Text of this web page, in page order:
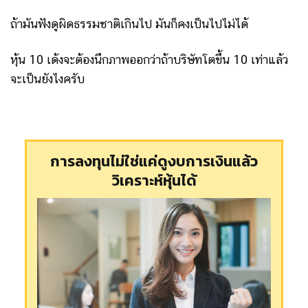
ถ้ามันฟังดูผิดธรรมชาติเกินไป มันก็คงเป็นไปไม่ได้
หุ้น 10 เด้งจะต้องนึกภาพออกว่าถ้าบริษัทโตขึ้น 10 เท่าแล้ว
จะเป็นยังไงครับ
การลงทุนไม่ใช่แค่ดูงบการเงินแล้ว
วิเคราะห์หุ้นได้